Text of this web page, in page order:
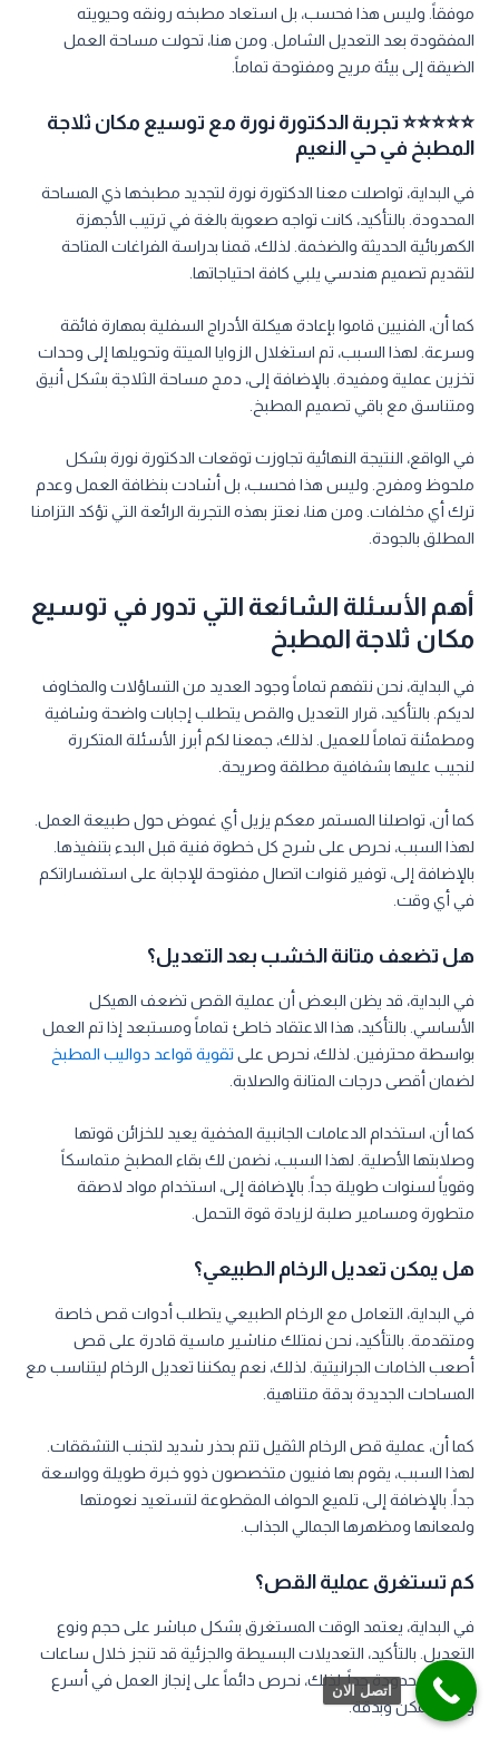
موفقاً. وليس هذا فحسب، بل استعاد مطبخه رونقه وحيويته
المفقودة بعد التعديل الشامل. ومن هنا، تحولت مساحة العمل
الضيقة إلى بيئة مريح ومفتوحة تماماً.
⭐⭐⭐⭐⭐ تجربة الدكتورة نورة مع توسيع مكان ثلاجة
المطبخ في حي النعيم
في البداية، تواصلت معنا الدكتورة نورة لتجديد مطبخها ذي المساحة
المحدودة. بالتأكيد، كانت تواجه صعوبة بالغة في ترتيب الأجهزة
الكهربائية الحديثة والضخمة. لذلك، قمنا بدراسة الفراغات المتاحة
لتقديم تصميم هندسي يلبي كافة احتياجاتها.
كما أن، الفنيين قاموا بإعادة هيكلة الأدراج السفلية بمهارة فائقة
وسرعة. لهذا السبب، تم استغلال الزوايا الميتة وتحويلها إلى وحدات
تخزين عملية ومفيدة. بالإضافة إلى، دمج مساحة الثلاجة بشكل أنيق
ومتناسق مع باقي تصميم المطبخ.
في الواقع، النتيجة النهائية تجاوزت توقعات الدكتورة نورة بشكل
ملحوظ ومفرح. وليس هذا فحسب، بل أشادت بنظافة العمل وعدم
ترك أي مخلفات. ومن هنا، نعتز بهذه التجربة الرائعة التي تؤكد التزامنا
المطلق بالجودة.
أهم الأسئلة الشائعة التي تدور في توسيع
مكان ثلاجة المطبخ
في البداية، نحن نتفهم تماماً وجود العديد من التساؤلات والمخاوف
لديكم. بالتأكيد، قرار التعديل والقص يتطلب إجابات واضحة وشافية
ومطمئنة تماماً للعميل. لذلك، جمعنا لكم أبرز الأسئلة المتكررة
لنجيب عليها بشفافية مطلقة وصريحة.
كما أن، تواصلنا المستمر معكم يزيل أي غموض حول طبيعة العمل.
لهذا السبب، نحرص على شرح كل خطوة فنية قبل البدء بتنفيذها.
بالإضافة إلى، توفير قنوات اتصال مفتوحة للإجابة على استفساراتكم
في أي وقت.
هل تضعف متانة الخشب بعد التعديل؟
في البداية، قد يظن البعض أن عملية القص تضعف الهيكل
الأساسي. بالتأكيد، هذا الاعتقاد خاطئ تماماً ومستبعد إذا تم العمل
بواسطة محترفين. لذلك، نحرص على تقوية قواعد دواليب المطبخ
لضمان أقصى درجات المتانة والصلابة.
كما أن، استخدام الدعامات الجانبية المخفية يعيد للخزائن قوتها
وصلابتها الأصلية. لهذا السبب، نضمن لك بقاء المطبخ متماسكاً
وقوياً لسنوات طويلة جداً. بالإضافة إلى، استخدام مواد لاصقة
متطورة ومسامير صلبة لزيادة قوة التحمل.
هل يمكن تعديل الرخام الطبيعي؟
في البداية، التعامل مع الرخام الطبيعي يتطلب أدوات قص خاصة
ومتقدمة. بالتأكيد، نحن نمتلك مناشير ماسية قادرة على قص
أصعب الخامات الجرانيتية. لذلك، نعم يمكننا تعديل الرخام ليتناسب مع
المساحات الجديدة بدقة متناهية.
كما أن، عملية قص الرخام الثقيل تتم بحذر شديد لتجنب التشققات.
لهذا السبب، يقوم بها فنيون متخصصون ذوو خبرة طويلة وواسعة
جداً. بالإضافة إلى، تلميع الحواف المقطوعة لتستعيد نعومتها
ولمعانها ومظهرها الجمالي الجذاب.
كم تستغرق عملية القص؟
في البداية، يعتمد الوقت المستغرق بشكل مباشر على حجم ونوع
التعديل. بالتأكيد، التعديلات البسيطة والجزئية قد تنجز خلال ساعات
قليلة ومحدودة جداً. لذلك، نحرص دائماً على إنجاز العمل في أسرع
وقت ممكن وبدقة.
اتصل الان